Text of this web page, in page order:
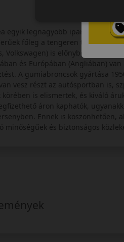
egyik legnagyobb ipari
főleg a tengeren túlon
Volkswagen) is előnyben
és Európában (Angliában)
A gumiabroncsok gyártása
vesz részt az autósportban is,
körében is elismertek, és kiváló
áron kaphatók,
Ennek is
minőségűek és biztonságos